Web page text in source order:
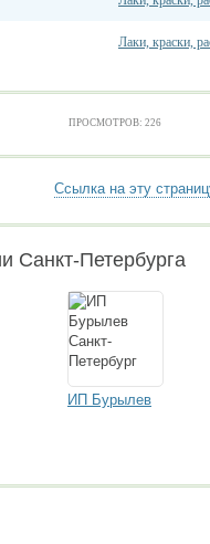
Лаки, краски,
ПРОСМОТРОВ: 226
Ссылка на эту
Санкт-Петербурга
ИП Бурылев